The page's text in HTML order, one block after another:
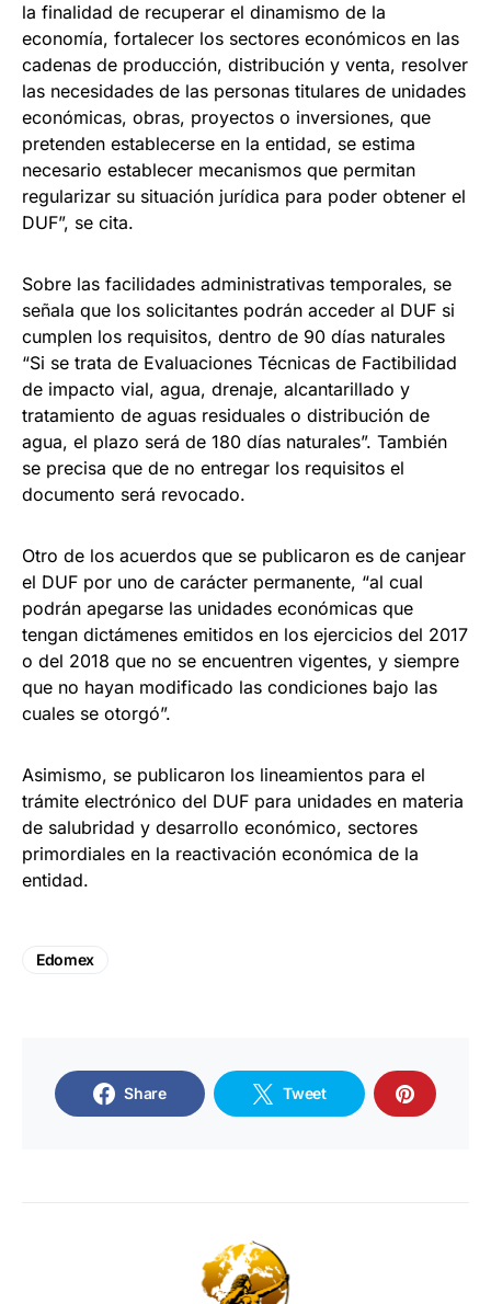
la finalidad de recuperar el dinamismo de la
economía, fortalecer los sectores económicos en las
cadenas de producción, distribución y venta, resolver
las necesidades de las personas titulares de unidades
económicas, obras, proyectos o inversiones, que
pretenden establecerse en la entidad, se estima
necesario establecer mecanismos que permitan
regularizar su situación jurídica para poder obtener el
DUF”, se cita.
Sobre las facilidades administrativas temporales, se
señala que los solicitantes podrán acceder al DUF si
cumplen los requisitos, dentro de 90 días naturales
“Si se trata de Evaluaciones Técnicas de Factibilidad
de impacto vial, agua, drenaje, alcantarillado y
tratamiento de aguas residuales o distribución de
agua, el plazo será de 180 días naturales”. También
se precisa que de no entregar los requisitos el
documento será revocado.
Otro de los acuerdos que se publicaron es de canjear
el DUF por uno de carácter permanente, “al cual
podrán apegarse las unidades económicas que
tengan dictámenes emitidos en los ejercicios del 2017
o del 2018 que no se encuentren vigentes, y siempre
que no hayan modificado las condiciones bajo las
cuales se otorgó”.
Asimismo, se publicaron los lineamientos para el
trámite electrónico del DUF para unidades en materia
de salubridad y desarrollo económico, sectores
primordiales en la reactivación económica de la
entidad.
Edomex
Share Tweet